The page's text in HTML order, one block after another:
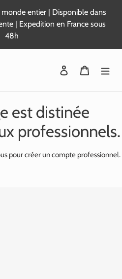
entier | Disponible dans
| Expedition en France sous
48h
Se connecter
Panier
est distinée
professionnels.
pour créer un compte professionnel.